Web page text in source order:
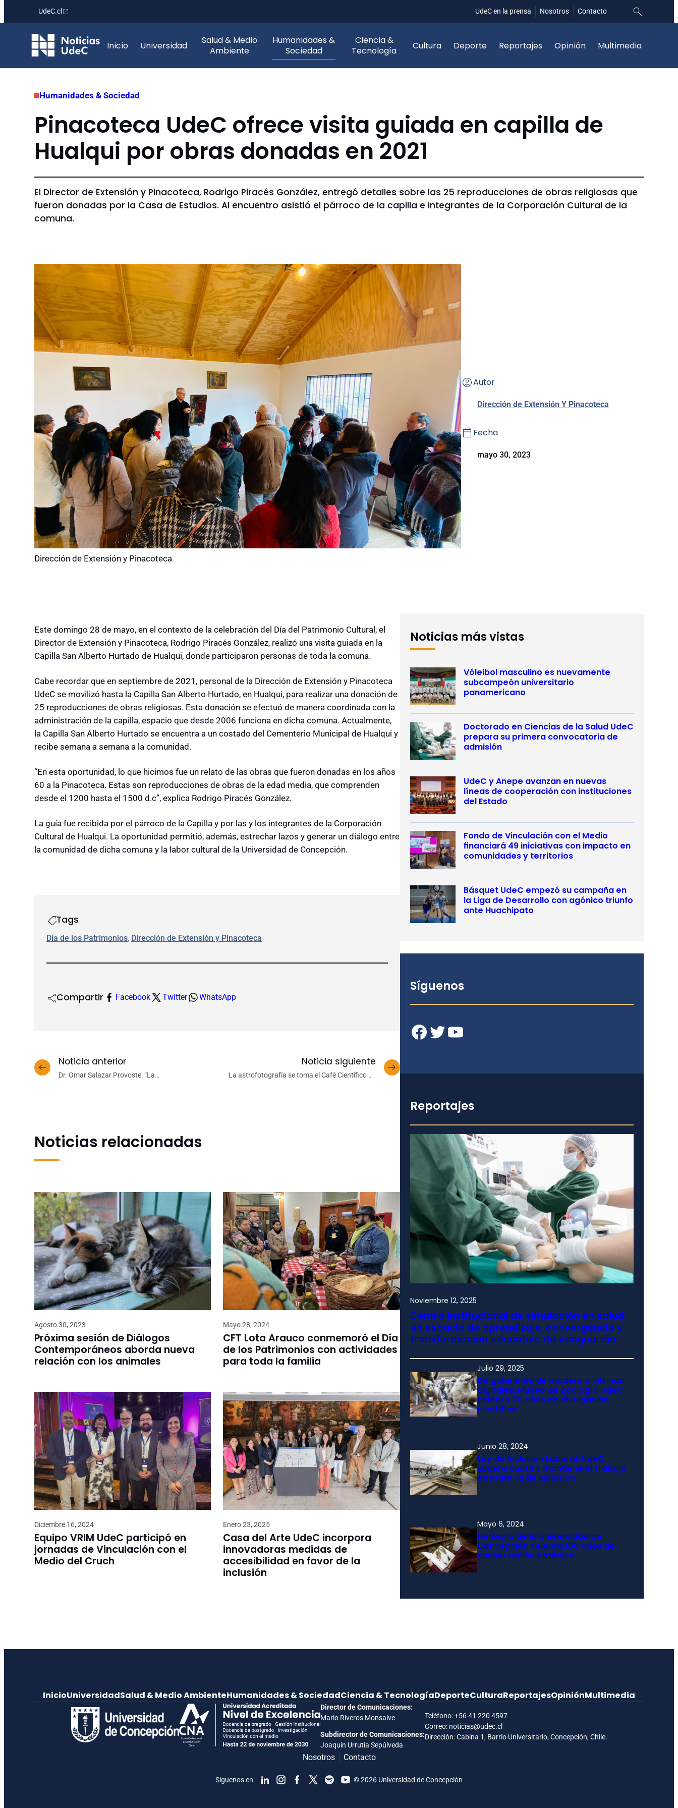
contenido
UdeC.cl UdeC en la prensa Nosotros Contacto
Inicio Universidad
Salud & Medio
Ambiente
Humanidades &
Sociedad
Ciencia &
Tecnología
Cultura Deporte Reportajes Opinión Multimedia
Humanidades & Sociedad
Pinacoteca UdeC ofrece visita guiada en capilla de
Hualqui por obras donadas en 2021
El Director de Extensión y Pinacoteca, Rodrigo Piracés González, entregó detalles sobre las 25 reproducciones de obras religiosas que
fueron donadas por la Casa de Estudios. Al encuentro asistió el párroco de la capilla e integrantes de la Corporación Cultural de la
comuna.
Dirección de Extensión y Pinacoteca
Autor
Dirección de Extensión Y Pinacoteca
Fecha
mayo 30, 2023
Este domingo 28 de mayo, en el contexto de la celebración del Día del Patrimonio Cultural, el
Director de Extensión y Pinacoteca, Rodrigo Piracés González, realizó una visita guiada en la
Capilla San Alberto Hurtado de Hualqui, donde participaron personas de toda la comuna.
Cabe recordar que en septiembre de 2021, personal de la Dirección de Extensión y Pinacoteca
UdeC se movilizó hasta la Capilla San Alberto Hurtado, en Hualqui, para realizar una donación de
25 reproducciones de obras religiosas. Esta donación se efectuó de manera coordinada con la
administración de la capilla, espacio que desde 2006 funciona en dicha comuna. Actualmente,
la Capilla San Alberto Hurtado se encuentra a un costado del Cementerio Municipal de Hualqui y
recibe semana a semana a la comunidad.
“En esta oportunidad, lo que hicimos fue un relato de las obras que fueron donadas en los años
60 a la Pinacoteca. Estas son reproducciones de obras de la edad media, que comprenden
desde el 1200 hasta el 1500 d.c”, explica Rodrigo Piracés González.
La guía fue recibida por el párroco de la Capilla y por las y los integrantes de la Corporación
Cultural de Hualqui. La oportunidad permitió, además, estrechar lazos y generar un diálogo entre
la comunidad de dicha comuna y la labor cultural de la Universidad de Concepción.
Tags
Día de los Patrimonios, Dirección de Extensión y Pinacoteca
Compartir Facebook Twitter WhatsApp
Noticia anterior
Dr. Omar Salazar Provoste: “La
Noticia siguiente
La astrofotografía se toma el Café Científico de
Noticias relacionadas
Agosto 30, 2023
Próxima sesión de Diálogos
Contemporáneos aborda nueva
relación con los animales
Mayo 28, 2024
CFT Lota Arauco conmemoró el Día
de los Patrimonios con actividades
para toda la familia
Diciembre 16, 2024
Equipo VRIM UdeC participó en
jornadas de Vinculación con el
Medio del Cruch
Enero 23, 2025
Casa del Arte UdeC incorpora
innovadoras medidas de
accesibilidad en favor de la
inclusión
Noticias más vistas
Vóleibol masculino es nuevamente
subcampeón universitario
panamericano
Doctorado en Ciencias de la Salud UdeC
prepara su primera convocatoria de
admisión
UdeC y Anepe avanzan en nuevas
líneas de cooperación con instituciones
del Estado
Fondo de Vinculación con el Medio
financiará 49 iniciativas con impacto en
comunidades y territorios
Básquet UdeC empezó su campaña en
la Liga de Desarrollo con agónico triunfo
ante Huachipato
Síguenos
Facebook Twitter YouTube
Reportajes
Noviembre 12, 2025
Centro institucional de simulación en salud:
un espacio de aprendizaje, convergencia y
transformación educativa de vanguardia
Julio 29, 2025
De gabinetes de madera a vitrinas
digitales: Museo de Zoología UdeC
celebra 70 años de divulgación
científica
Junio 28, 2024
Ley de Inclusión Laboral: UdeC
supera cuota y mantiene el trabajo
en materia de inclusión
Mayo 6, 2024
Herbario de la Universidad de
Concepción celebra 100 años de
conservación botánica
InicioUniversidadSalud & Medio AmbienteHumanidades & SociedadCiencia & TecnologíaDeporteCulturaReportajesOpiniónMultimedia
Director de Comunicaciones:
Mario Riveros Monsalve
Subdirector de Comunicaciones:
Joaquín Urrutia Sepúlveda
Teléfono:+56 41 220 4597
Correo: noticias@udec.cl
Dirección: Cabina 1, Barrio Universitario, Concepción, Chile.
Nosotros Contacto
Síguenos en: © 2026 Universidad de Concepción